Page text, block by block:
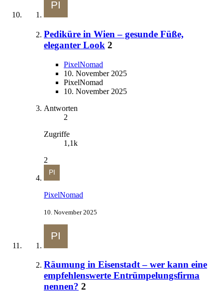
Pediküre in Wien – gesunde Füße,
eleganter Look 2
PixelNomad
10. November 2025
PixelNomad
10. November 2025
Antworten
2
Zugriffe
1,1k
2
PixelNomad
10. November 2025
Räumung in Eisenstadt – wer kann eine
empfehlenswerte Entrümpelungsfirma
nennen? 2